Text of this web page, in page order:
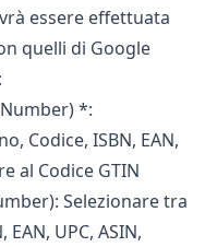
essere effettuata
quelli di Google
*:
Codice, ISBN, EAN,
al Codice GTIN
Selezionare tra
UPC, ASIN,